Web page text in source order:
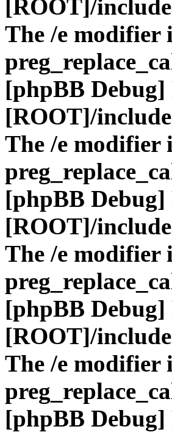
[ROOT]/
The /e modifier
[phpBB
[ROOT]/
The /e modifier
[phpBB
[ROOT]/
The /e modifier
[phpBB
[ROOT]/
The /e modifier
[phpBB